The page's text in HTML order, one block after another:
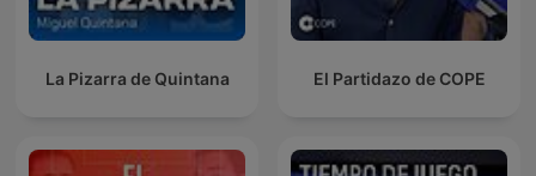
La Pizarra de Quintana El Partidazo de COPE